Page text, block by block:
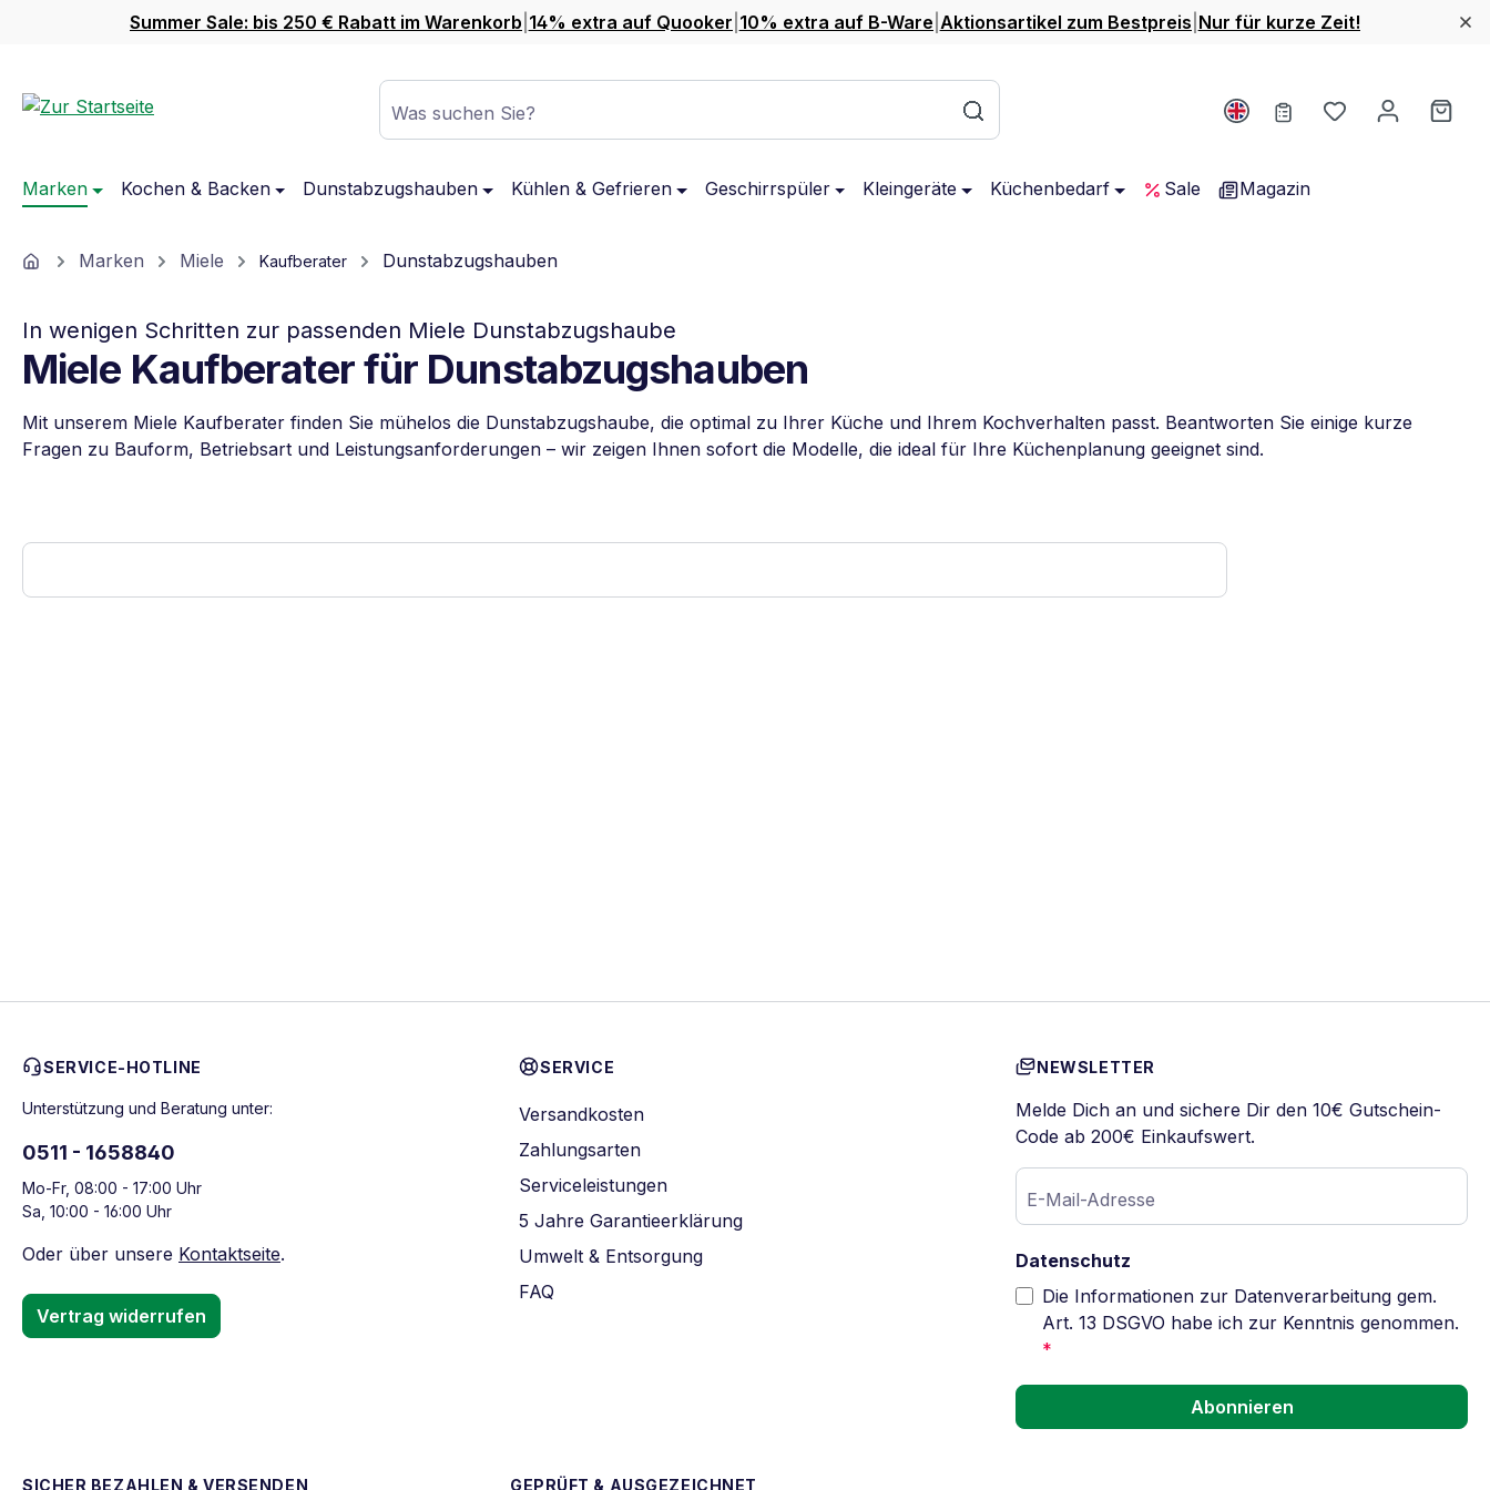
Hauptinhalt springen
Zur Suche springen
Zur Hauptnavigation springen
Summer Sale: bis 250 € Rabatt im Warenkorb 14% extra auf Quooker 10% extra auf B-Ware Aktionsartikel zum Bestpreis Nur für kurze Zeit!
Was suchen Sie? Du hast 0
Marken Kochen & Backen Dunstabzugshauben Kühlen & Gefrieren Geschirrspüler Kleingeräte Küchenbedarf Sale Magazin
HomeMarken Miele Kaufberater Dunstabzugshauben
In wenigen Schritten zur passenden Miele Dunstabzugshaube
Miele Kaufberater für Dunstabzugshauben
Mit unserem Miele Kaufberater finden Sie mühelos die Dunstabzugshaube, die optimal zu Ihrer Küche und Ihrem Kochverhalten passt. Beantworten Sie einige kurze
Fragen zu Bauform, Betriebsart und Leistungsanforderungen – wir zeigen Ihnen sofort die Modelle, die ideal für Ihre Küchenplanung geeignet sind.
SERVICE-HOTLINE
Unterstützung und Beratung unter:
0511 - 1658840
Mo-Fr, 08:00 - 17:00 Uhr
Sa, 10:00 - 16:00 Uhr
Oder über unsere Kontaktseite.
Vertrag widerrufen
SERVICE
Versandkosten
Zahlungsarten
Serviceleistungen
5 Jahre Garantieerklärung
Umwelt & Entsorgung
FAQ
NEWSLETTER
Melde Dich an und sichere Dir den 10€ Gutschein-
Code ab 200€ Einkaufswert.
E-Mail-Adresse
Datenschutz
Die Informationen zur Datenverarbeitung gem.
Art. 13 DSGVO habe ich zur Kenntnis genommen.
*
Abonnieren
SICHER BEZAHLEN & VERSENDEN GEPRÜFT & AUSGEZEICHNET